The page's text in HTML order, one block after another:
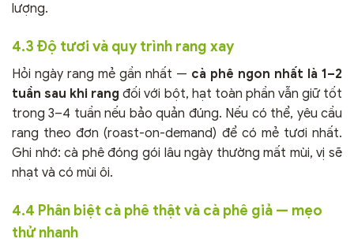
lượng.
4.3 Độ tươi và quy trình rang xay
Hỏi ngày rang mẻ gần nhất — cà phê ngon nhất là 1–2
tuần sau khi rang đối với bột, hạt toàn phần vẫn giữ tốt
trong 3–4 tuần nếu bảo quản đúng. Nếu có thể, yêu cầu
rang theo đơn (roast-on-demand) để có mẻ tươi nhất.
Ghi nhớ: cà phê đóng gói lâu ngày thường mất mùi, vị sẽ
nhạt và có mùi ôi.
4.4 Phân biệt cà phê thật và cà phê giả — mẹo
thử nhanh